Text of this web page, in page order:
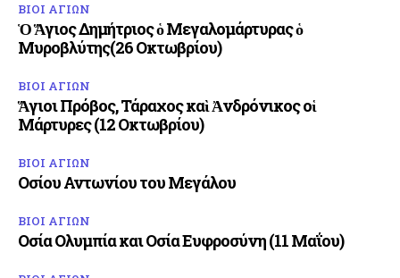
ΒΙΟΙ ΑΓΙΩΝ
Ὁ Ἅγιος Δημήτριος ὁ Μεγαλομάρτυρας ὁ
Μυροβλύτης(26 Οκτωβρίου)
ΒΙΟΙ ΑΓΙΩΝ
Ἅγιοι Πρόβος, Τάραχος καὶ Ἀνδρόνικος οἱ
Μάρτυρες (12 Οκτωβρίου)
ΒΙΟΙ ΑΓΙΩΝ
Οσίου Αντωνίου του Μεγάλου
ΒΙΟΙ ΑΓΙΩΝ
Οσία Ολυμπία και Οσία Ευφροσύνη (11 Μαΐου)